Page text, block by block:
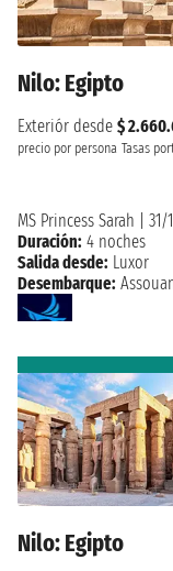
Nilo: Egipto
Exteriór desde $
precio por persona Tasas
MS Princess Sarah
31/
Duración: 4 noches
Salida desde: Luxor
Desembarque:
Nilo: Egipto